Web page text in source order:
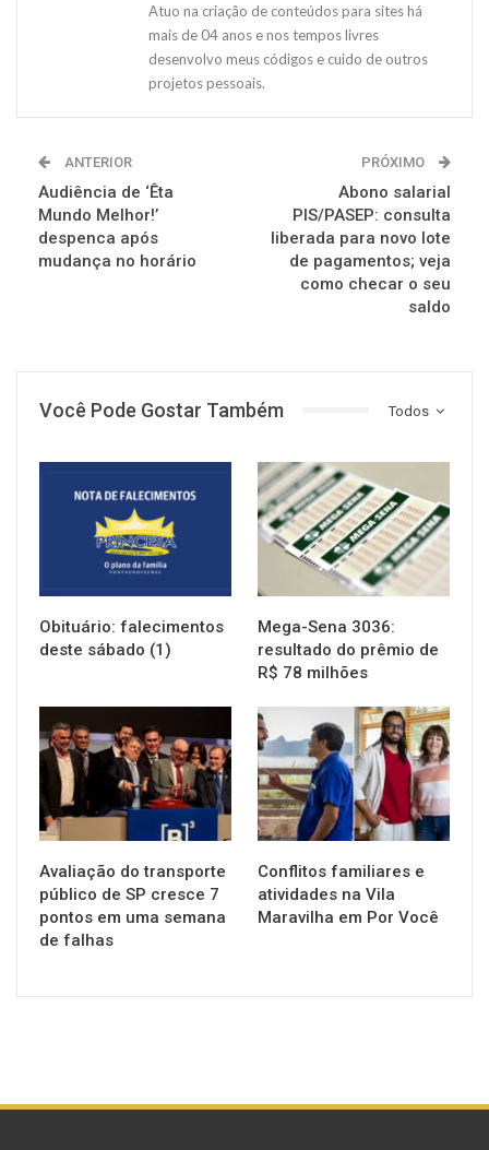
Atuo na criação de conteúdos para sites há
mais de 04 anos e nos tempos livres
desenvolvo meus códigos e cuido de outros
projetos pessoais.
ANTERIOR
Audiência de ‘Êta
Mundo Melhor!’
despenca após
mudança no horário
PRÓXIMO
Abono salarial
PIS/PASEP: consulta
liberada para novo lote
de pagamentos; veja
como checar o seu
saldo
Todos
Você Pode Gostar Também
Obituário: falecimentos
deste sábado (1)
NOTÍCIAS
Mega-Sena 3036:
resultado do prêmio de
R$ 78 milhões
NOTÍCIAS
Avaliação do transporte
público de SP cresce 7
pontos em uma semana
de falhas
NOTÍCIAS
Conflitos familiares e
atividades na Vila
Maravilha em Por Você